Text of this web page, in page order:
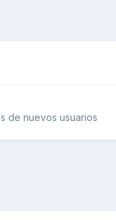
de nuevos usuarios